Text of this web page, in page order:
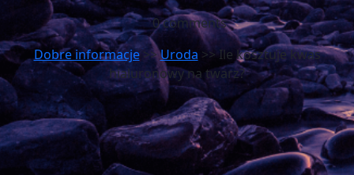
0 comments
Dobre informacje>>Uroda >> Ile kosztuje kwas
hialuronowy na twarz?